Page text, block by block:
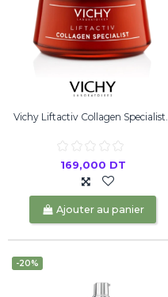
Vichy Liftactiv Collagen Specialist...
169,000 DT
Ajouter au panier
-20%